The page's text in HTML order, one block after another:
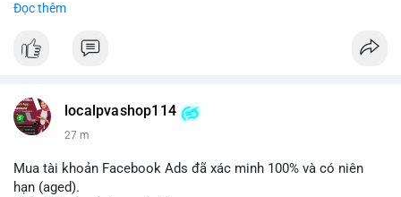
- Hồ sơ hoàn chỉnh, giảm nguy cơ bị khóa
✈️ Telegram: @localpvashop
📧 Email: localpvashop@gmail.com
Đọc thêm
localpvashop114
27 m
Mua tài khoản Facebook Ads đã xác minh 100% và có niên
hạn (aged).